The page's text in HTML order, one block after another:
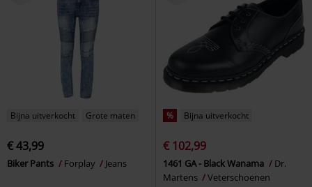
Bijna uitverkocht Grote maten
€ 43,99
Biker Pants Forplay Jeans
% Bijna uitverkocht
€ 102,99
1461 GA - Black Wanama
Dr.
Martens
Veterschoenen